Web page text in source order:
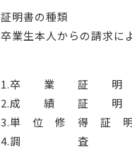
証明書の種類
卒業生本人からの請求に
1.卒 業 証 明
2.成 績 証 明 書 →
3.単 位 修 得 証 明
4.調 査 書 → 文部